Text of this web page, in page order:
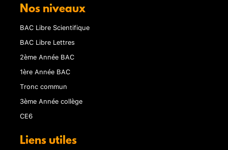
Nos niveaux
BAC Libre Scientifique
BAC Libre Lettres
2ème Année BAC
1ère Année BAC
Tronc commun
3ème Année collège
CE6
Liens utiles